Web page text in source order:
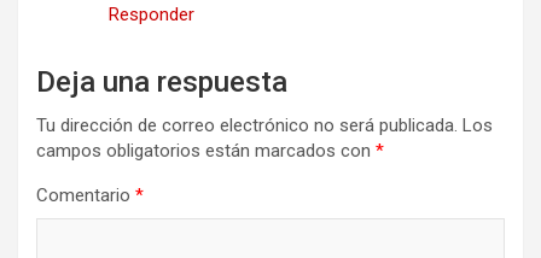
Responder
Deja una respuesta
Tu dirección de correo electrónico no será publicada. Los
campos obligatorios están marcados con *
Comentario *